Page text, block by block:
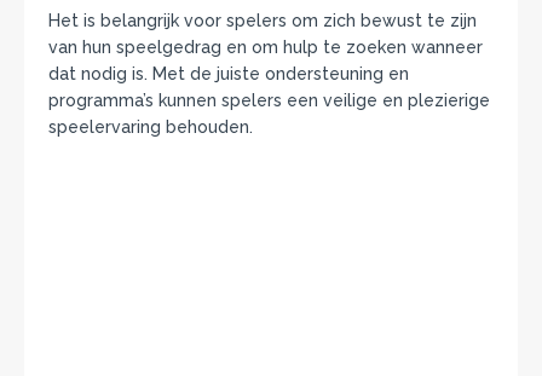
Het is belangrijk voor spelers om zich bewust te zijn
van hun speelgedrag en om hulp te zoeken wanneer
dat nodig is. Met de juiste ondersteuning en
programma’s kunnen spelers een veilige en plezierige
speelervaring behouden.